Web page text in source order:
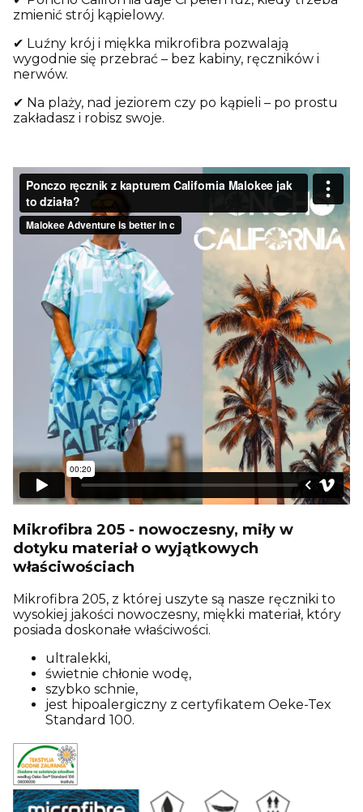
zmienić strój kąpielowy.
✔ Luźny krój i miękka mikrofibra pozwalają
wygodnie się przebrać – bez kabiny, ręczników i
nerwów.
✔ Na plaży, nad jeziorem czy po kąpieli – po prostu
zakładasz i robisz swoje.
Mikrofibra 205 - nowoczesny, miły w
dotyku materiał o wyjątkowych
właściwościach
Mikrofibra 205, z której uszyte są nasze ręczniki to
wysokiej jakości nowoczesny, miękki materiał, który
posiada doskonałe właściwości.
ultralekki,
świetnie chłonie wodę,
szybko schnie,
jest hipoalergiczny z certyfikatem Oeke-Tex
Standard 100.